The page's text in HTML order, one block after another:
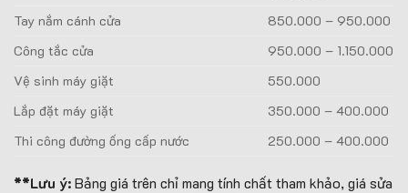
Tay nắm cánh cửa
850.000 – 950.000
Công tắc cửa
950.000 – 1.150.000
Vệ sinh máy giặt
550.000
Lắp đặt máy giặt
350.000 – 400.000
Thi công đường ống cấp nước
250.000 – 400.000
**Lưu ý:Bảng giá trên chỉ mang tính chất tham khảo, giá sửa